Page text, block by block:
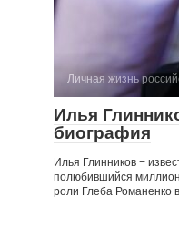
Личная жизнь
Илья
биография
Илья Глинников −
полюбившийся
роли Глеба Романенко в